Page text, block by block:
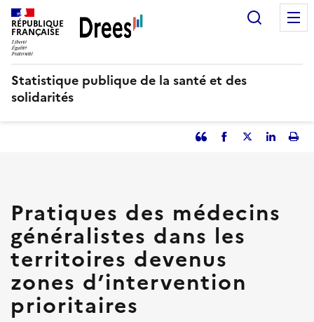
Aller
au
contenu
principal
RÉPUBLIQUE
FRANÇAISE
Statistique publique de la santé et des
solidarités
Partager
que
citation
Facebook
Partager
Partager
Pratiques des médecins
généralistes dans les
territoires devenus
zones d’intervention
prioritaires